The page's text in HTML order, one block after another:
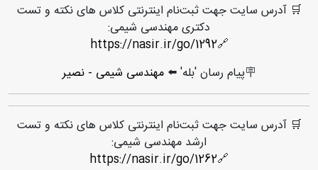
🛒 آدرس سایت جهت ثبت‌نام اینترنتی کلاس های نکته و تست
دکتری مهندسی شیمی:
🔗
https://nasir.ir/go/1292
🪧پیام رسان 'بله' ⬅️
مهندسی شیمی - نصیر
🛒 آدرس سایت جهت ثبت‌نام اینترنتی کلاس های نکته و تست
ارشد مهندسی شیمی:
🔗
https://nasir.ir/go/1262